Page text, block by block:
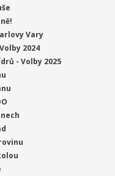
Vary
2024
- Volby 2025